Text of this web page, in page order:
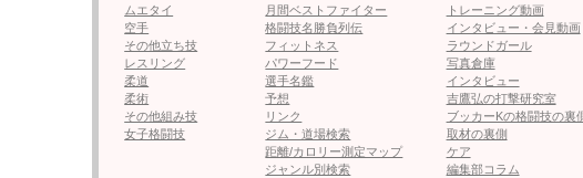
ムエタイ
空手
その他立ち技
レスリング
柔道
柔術
その他組み技
女子格闘技
月間ベストファイター
格闘技名勝負列伝
フィットネス
パワーフード
選手名鑑
予想
リンク
ジム・道場検索
距離/カロリー測定マップ
ジャンル別検索
トレーニング動画
インタビュー・会見動画
ラウンドガール
写真倉庫
インタビュー
吉鷹弘の打撃研究室
ブッカーKの格闘技の裏
取材の裏側
ケア
編集部コラム